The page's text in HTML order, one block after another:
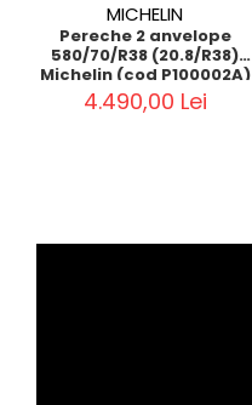
MICHELIN
Pereche 2 anvelope
580/70/R38 (20.8/R38)
Michelin (cod P100002A)
4.490,00 Lei